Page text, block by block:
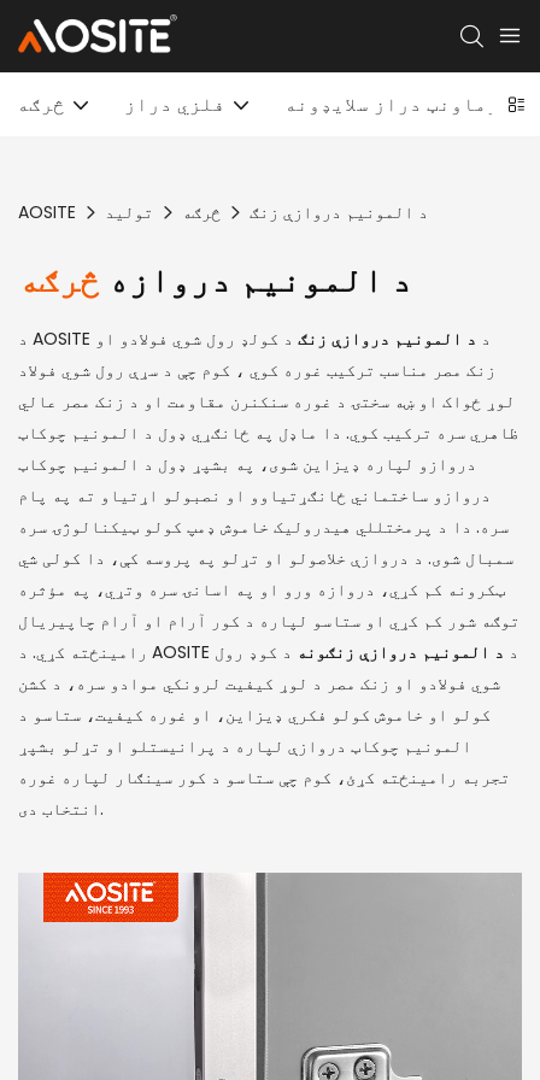
څرګه فلزي دراز انډرماونټ دراز سلایډونه
AOSITE تولید څرګه د المونیم دروازې زنګ
د المونیم دروازه څرګه
د AOSITE د د المونیم دروازې زنګ د کولډ رول شوي فولادو او
زنک مصر مناسب ترکیب غوره کوي ، کوم چې د سړې رول شوي فولاد
لوړ ځواک او ښه سختۍ د غوره سنکنرن مقاومت او د زنک مصر عالي
ظاهري سره ترکیب کوي. دا ماډل په ځانګړي ډول د المونیم چوکاټ
دروازو لپاره ډیزاین شوی، په بشپړ ډول د المونیم چوکاټ
دروازو ساختماني ځانګړتیاوو او نصبولو اړتیاو ته په پام
سره. دا د پرمختللي هیدرولیک خاموش ډمپ کولو ټیکنالوژۍ سره
سمبال شوی. د دروازې خلاصولو او تړلو په پروسه کې، دا کولی شي
ټکرونه کم کړي، دروازه ورو او په اسانۍ سره وتړي، په مؤثره
توګه شور کم کړي او ستاسو لپاره د کور آرام او آرام چاپیریال
رامینځته کړي. د AOSITE د د المونیم دروازې زنګونه د کوډ رول
شوي فولادو او زنک مصر د لوړ کیفیت لرونکي موادو سره، د کشن
کولو او خاموش کولو فکري ډیزاین، او غوره کیفیت، ستاسو د
المونیم چوکاټ دروازې لپاره د پرانیستلو او تړلو بشپړ
تجربه رامینځته کړئ، کوم چې ستاسو د کور سینګار لپاره غوره
انتخاب دی.